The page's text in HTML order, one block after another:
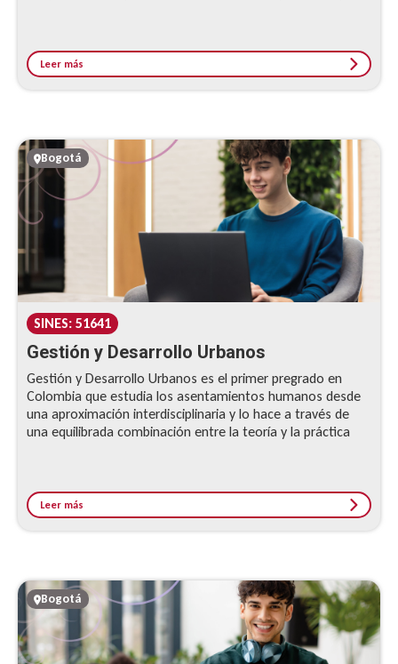
Leer más
Bogotá
SINES: 51641
Gestión y Desarrollo Urbanos
Gestión y Desarrollo Urbanos es el primer pregrado en
Colombia que estudia los asentamientos humanos desde
una aproximación interdisciplinaria y lo hace a través de
una equilibrada combinación entre la teoría y la práctica
Leer más
Bogotá